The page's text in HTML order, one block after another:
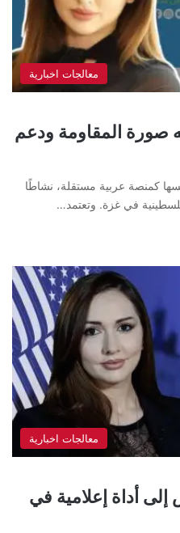
معالجات اخبارية
صورة المقاومة ودعم
كمنصة عربية مستقلة، نشاطًا
في غزة. وتعتمد…
معالجات اخبارية
أداة إعلامية في